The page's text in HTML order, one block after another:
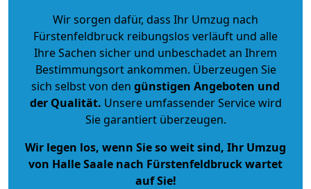
Wir sorgen dafür, dass Ihr Umzug nach
Fürstenfeldbruck reibungslos verläuft und alle
Ihre Sachen sicher und unbeschadet an Ihrem
Bestimmungsort ankommen. Überzeugen Sie
sich selbst von den günstigen Angeboten und
der Qualität. Unsere umfassender Service wird
Sie garantiert überzeugen.
Wir legen los, wenn Sie so weit sind, Ihr Umzug
von Halle Saale nach Fürstenfeldbruck wartet
auf Sie!